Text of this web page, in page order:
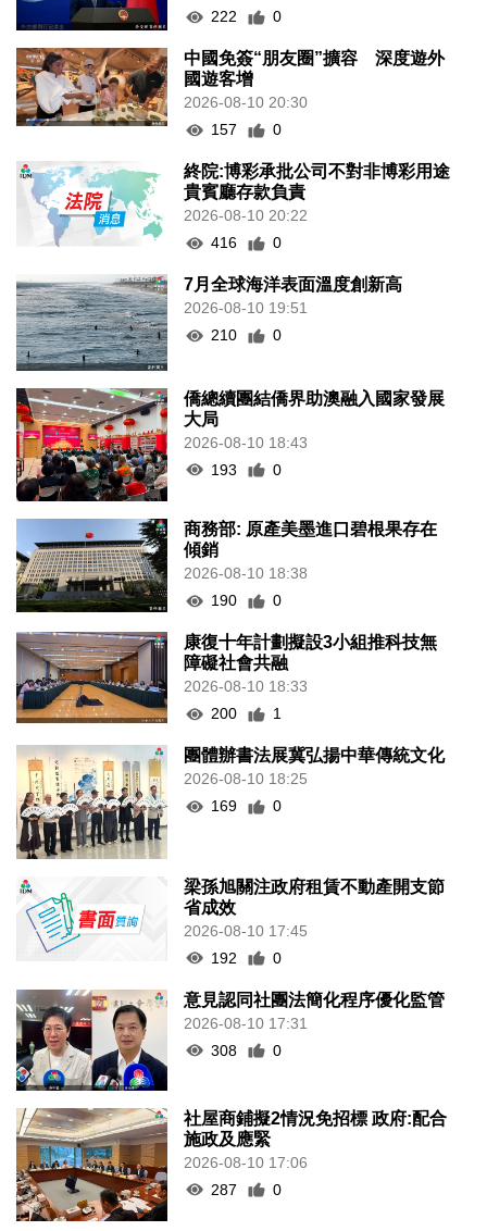
222
0
中國免簽“朋友圈”擴容 深度遊外
國遊客增
2026-08-10 20:30
157
0
終院:博彩承批公司不對非博彩用途
貴賓廳存款負責
2026-08-10 20:22
416
0
7月全球海洋表面溫度創新高
2026-08-10 19:51
210
0
僑總續團結僑界助澳融入國家發展
大局
2026-08-10 18:43
193
0
商務部: 原產美墨進口碧根果存在
傾銷
2026-08-10 18:38
190
0
康復十年計劃擬設3小組推科技無
障礙社會共融
2026-08-10 18:33
200
1
團體辦書法展冀弘揚中華傳統文化
2026-08-10 18:25
169
0
梁孫旭關注政府租賃不動產開支節
省成效
2026-08-10 17:45
192
0
意見認同社團法簡化程序優化監管
2026-08-10 17:31
308
0
社屋商鋪擬2情況免招標 政府:配合
施政及應緊
2026-08-10 17:06
287
0